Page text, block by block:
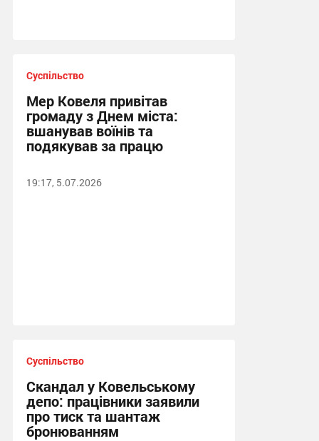
Суспільство
Мер Ковеля привітав
громаду з Днем міста:
вшанував воїнів та
подякував за працю
19:17, 5.07.2026
Суспільство
Скандал у Ковельському
депо: працівники заявили
про тиск та шантаж
бронюванням